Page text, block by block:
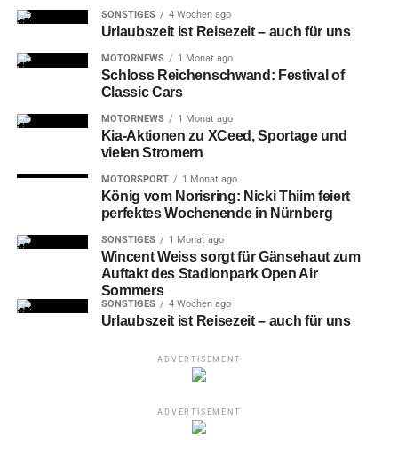
SONSTIGES 4 Wochen ago
Urlaubszeit ist Reisezeit – auch für uns
MOTORNEWS 1 Monat ago
Schloss Reichenschwand: Festival of
Classic Cars
MOTORNEWS 1 Monat ago
Kia-Aktionen zu XCeed, Sportage und
vielen Stromern
MOTORSPORT 1 Monat ago
König vom Norisring: Nicki Thiim feiert
perfektes Wochenende in Nürnberg
SONSTIGES 1 Monat ago
Wincent Weiss sorgt für Gänsehaut zum
Auftakt des Stadionpark Open Air
Sommers
SONSTIGES 4 Wochen ago
Urlaubszeit ist Reisezeit – auch für uns
ADVERTISEMENT
ADVERTISEMENT